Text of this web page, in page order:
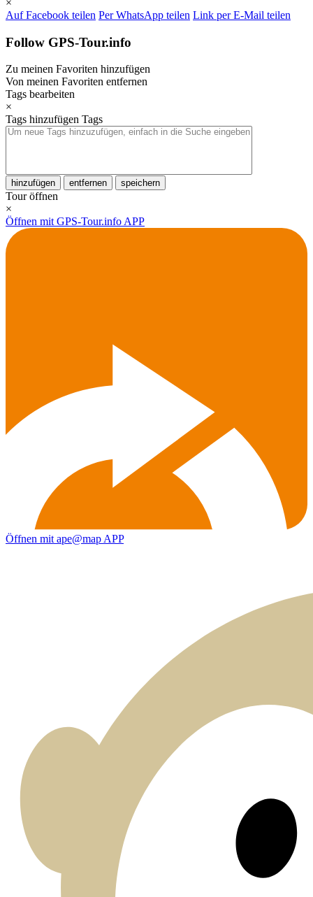
Auf Facebook teilen Per WhatsApp teilen Link per E-Mail teilen
Follow GPS-Tour.info
Zu meinen Favoriten hinzufügen
Von meinen Favoriten entfernen
Tags bearbeiten
×
Tags hinzufügen Tags
hinzufügen entfernen speichern
Tour öffnen
×
Öffnen mit GPS-Tour.info APP
Öffnen mit ape@map APP